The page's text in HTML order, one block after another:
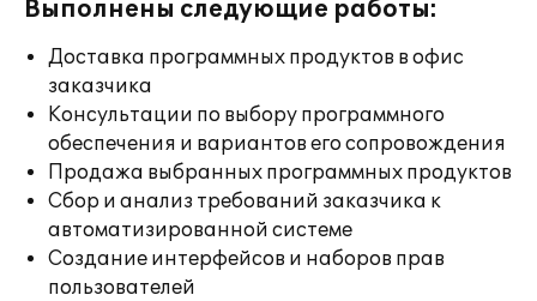
Выполнены следующие работы:
Доставка программных продуктов в офис
заказчика
Консультации по выбору программного
обеспечения и вариантов его сопровождения
Продажа выбранных программных продуктов
Сбор и анализ требований заказчика к
автоматизированной системе
Создание интерфейсов и наборов прав
пользователей